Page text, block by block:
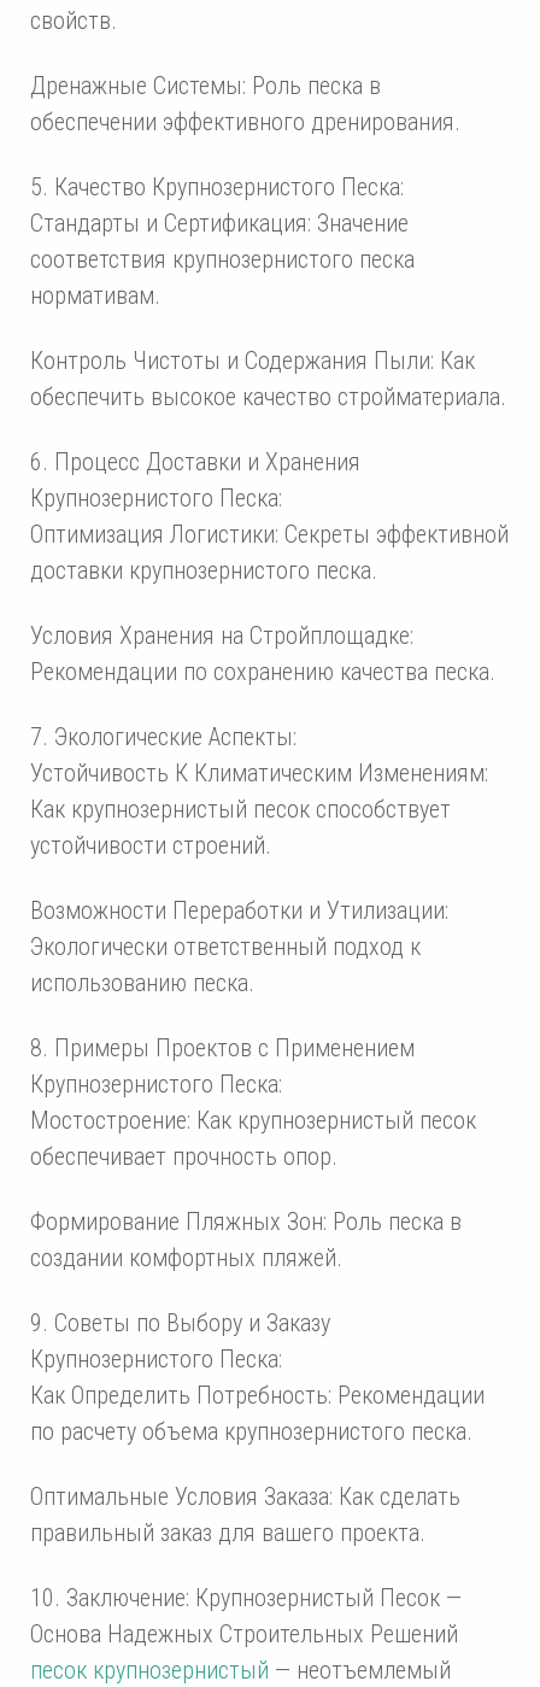
свойств.
Дренажные Системы: Роль песка в
обеспечении эффективного дренирования.
5. Качество Крупнозернистого Песка:
Стандарты и Сертификация: Значение
соответствия крупнозернистого песка
нормативам.
Контроль Чистоты и Содержания Пыли: Как
обеспечить высокое качество стройматериала.
6. Процесс Доставки и Хранения
Крупнозернистого Песка:
Оптимизация Логистики: Секреты эффективной
доставки крупнозернистого песка.
Условия Хранения на Стройплощадке:
Рекомендации по сохранению качества песка.
7. Экологические Аспекты:
Устойчивость К Климатическим Изменениям:
Как крупнозернистый песок способствует
устойчивости строений.
Возможности Переработки и Утилизации:
Экологически ответственный подход к
использованию песка.
8. Примеры Проектов с Применением
Крупнозернистого Песка:
Мостостроение: Как крупнозернистый песок
обеспечивает прочность опор.
Формирование Пляжных Зон: Роль песка в
создании комфортных пляжей.
9. Советы по Выбору и Заказу
Крупнозернистого Песка:
Как Определить Потребность: Рекомендации
по расчету объема крупнозернистого песка.
Оптимальные Условия Заказа: Как сделать
правильный заказ для вашего проекта.
10. Заключение: Крупнозернистый Песок —
Основа Надежных Строительных Решений
песок крупнозернистый — неотъемлемый